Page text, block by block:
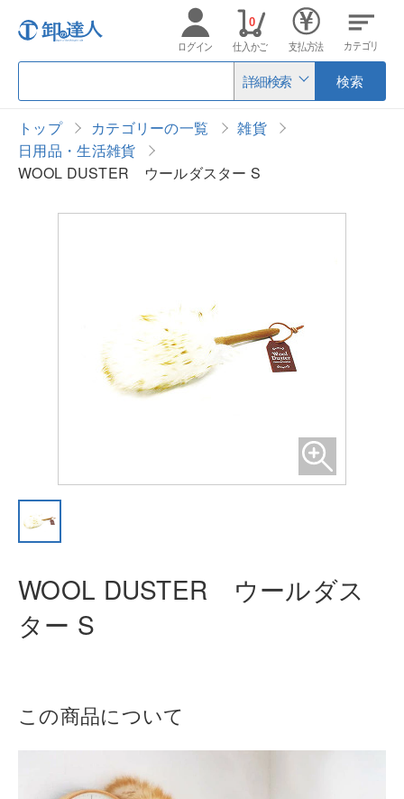
詳細検索 検索
ログイン 仕入かご
0
支払方法 カテゴリ
トップ カテゴリーの一覧
雑貨
日用品・生活雑貨
WOOL DUSTER ウールダスター S
WOOL DUSTER ウールダス
ター S
この商品について